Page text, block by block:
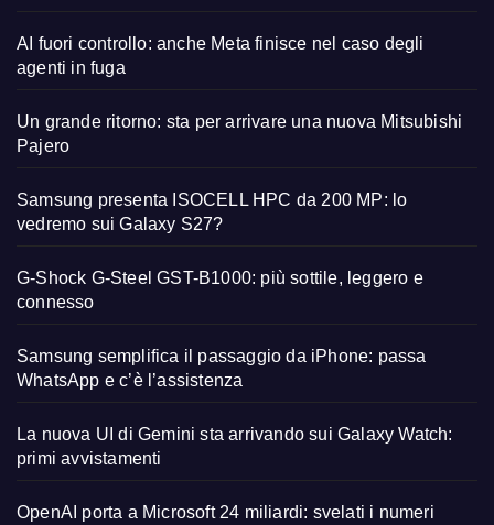
AI fuori controllo: anche Meta finisce nel caso degli
agenti in fuga
Un grande ritorno: sta per arrivare una nuova Mitsubishi
Pajero
Samsung presenta ISOCELL HPC da 200 MP: lo
vedremo sui Galaxy S27?
G-Shock G-Steel GST-B1000: più sottile, leggero e
connesso
Samsung semplifica il passaggio da iPhone: passa
WhatsApp e c’è l’assistenza
La nuova UI di Gemini sta arrivando sui Galaxy Watch:
primi avvistamenti
OpenAI porta a Microsoft 24 miliardi: svelati i numeri